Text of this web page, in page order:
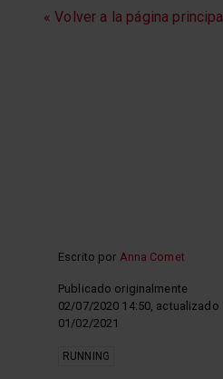
« Volver a la página
Escrito por Anna Comet
Publicado originalmente
02/07/2020 14:50, actualizado
01/02/2021
RUNNING